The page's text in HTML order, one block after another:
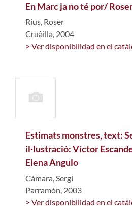
En Marc ja no té por/
Rius, Roser
Cruàilla, 2004
> Ver disponibilidad en el
Estimats monstres, text:
il·lustració: Víctor
Elena Angulo
Cámara, Sergi
Parramón, 2003
> Ver disponibilidad en el